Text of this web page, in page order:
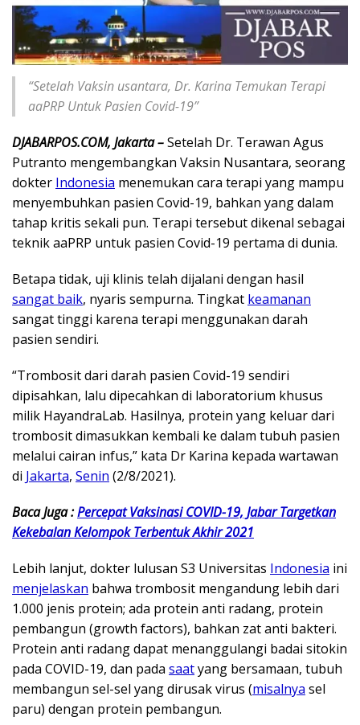
“Setelah Vaksin usantara, Dr. Karina Temukan Terapi
aaPRP Untuk Pasien Covid-19”
DJABARPOS.COM, Jakarta –Setelah Dr. Terawan Agus
Putranto mengembangkan Vaksin Nusantara, seorang
dokter Indonesia menemukan cara terapi yang mampu
menyembuhkan pasien Covid-19, bahkan yang dalam
tahap kritis sekali pun. Terapi tersebut dikenal sebagai
teknik aaPRP untuk pasien Covid-19 pertama di dunia.
Betapa tidak, uji klinis telah dijalani dengan hasil
sangat baik, nyaris sempurna. Tingkat keamanan
sangat tinggi karena terapi menggunakan darah
pasien sendiri.
“Trombosit dari darah pasien Covid-19 sendiri
dipisahkan, lalu dipecahkan di laboratorium khusus
milik HayandraLab. Hasilnya, protein yang keluar dari
trombosit dimasukkan kembali ke dalam tubuh pasien
melalui cairan infus,” kata Dr Karina kepada wartawan
di Jakarta, Senin (2/8/2021).
Baca Juga :Percepat Vaksinasi COVID-19, Jabar Targetkan
Kekebalan Kelompok Terbentuk Akhir 2021
Lebih lanjut, dokter lulusan S3 Universitas Indonesia ini
menjelaskan bahwa trombosit mengandung lebih dari
1.000 jenis protein; ada protein anti radang, protein
pembangun (growth factors), bahkan zat anti bakteri.
Protein anti radang dapat menanggulangi badai sitokin
pada COVID-19, dan pada saatyang bersamaan, tubuh
membangun sel-sel yang dirusak virus (misalnya sel
paru) dengan protein pembangun.